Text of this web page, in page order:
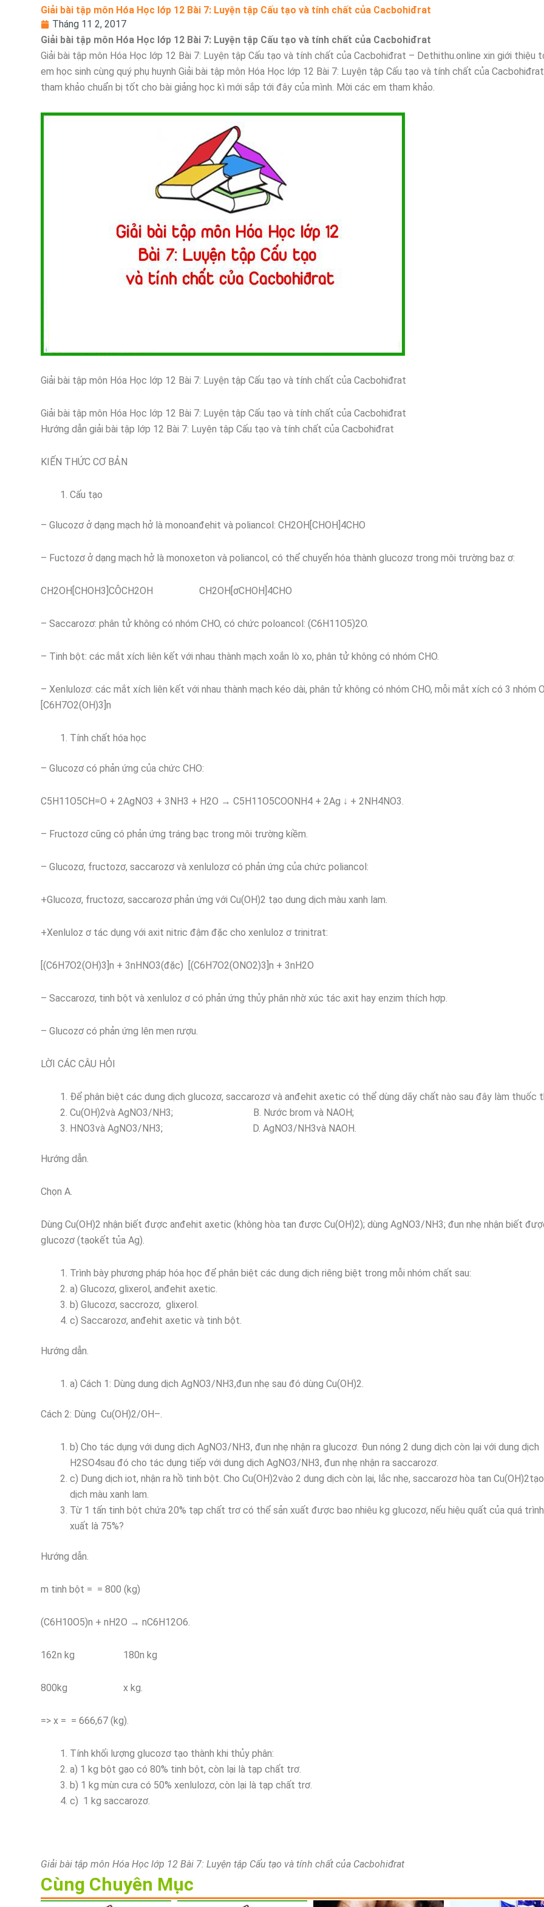
Giải bài tập môn Hóa Học lớp 12 Bài 7: Luyện tập Cấu tạo và tính chất của Cacbohiđrat
Tháng 11 2, 2017
Giải bài tập môn Hóa Học lớp 12 Bài 7: Luyện tập Cấu tạo và tính chất của Cacbohiđrat
Giải bài tập môn Hóa Học lớp 12 Bài 7: Luyện tập Cấu tạo và tính chất của Cacbohiđrat – Dethithu.online xin giới thiệu
em học sinh cùng quý phụ huynh Giải bài tập môn Hóa Học lớp 12 Bài 7: Luyện tập Cấu tạo và tính chất của
tham khảo chuẩn bị tốt cho bài giảng học kì mới sắp tới đây của mình. Mời các em tham khảo.
Giải bài tập môn Hóa Học lớp 12 Bài 7: Luyện tập Cấu tạo và tính chất của Cacbohiđrat
Giải bài tập môn Hóa Học lớp 12 Bài 7: Luyện tập Cấu tạo và tính chất của Cacbohiđrat
Hướng dẫn giải bài tập lớp 12 Bài 7: Luyện tập Cấu tạo và tính chất của Cacbohiđrat
KIẾN THỨC CƠ BẢN
Cấu tạo
– Glucozơ ở dạng mạch hở là monoanđehit và poliancol: CH2OH[CHOH]4CHO
– Fuctozơ ở dạng mạch hở là monoxeton và poliancol, có thể chuyển hóa thành glucozơ trong môi trường baz ơ:
CH2OH[CHOH3]CÔCH2OH CH2OH[ơCHOH]4CHO
– Saccarozơ: phân tử không có nhóm CHO, có chức poloancol: (C6H11O5)2O.
– Tinh bột: các mắt xích liên kết với nhau thành mạch xoắn lò xo, phân tử không có nhóm CHO.
– Xenlulozơ: các mắt xích liên kết với nhau thành mạch kéo dài, phân tử không có nhóm CHO, mỗi mắt xích có 3 nhóm
[C6H7O2(OH)3]n
Tính chất hóa học
– Glucozơ có phản ứng của chức CHO:
C5H11O5CH=O + 2AgNO3 + 3NH3 + H2O → C5H11O5COONH4 + 2Ag ↓ + 2NH4NO3.
– Fructozơ cũng có phản ứng tráng bạc trong môi trường kiềm.
– Glucozơ, fructozơ, saccarozơ và xenlulozơ có phản ứng của chức poliancol:
+Glucozơ, fructozơ, saccarozơ phản ứng với Cu(OH)2 tạo dung dịch màu xanh lam.
+Xenluloz ơ tác dụng với axit nitric đậm đặc cho xenluloz ơ trinitrat:
[(C6H7O2(OH)3]n + 3nHNO3(đặc) [(C6H7O2(ONO2)3]n + 3nH2O
– Saccarozơ, tinh bột và xenluloz ơ có phản ứng thủy phân nhờ xúc tác axit hay enzim thích hợp.
– Glucozơ có phản ứng lên men rượu.
LỜI CÁC CÂU HỎI
Để phân biệt các dung dịch glucozơ, saccarozơ và anđehit axetic có thể dùng dãy chất nào sau đây làm thuốc
Cu(OH)2và AgNO3/NH3; B. Nước brom và NAOH;
HNO3và AgNO3/NH3; D. AgNO3/NH3và NAOH.
Hướng dẫn.
Chọn A.
Dùng Cu(OH)2 nhận biết được anđehit axetic (không hòa tan được Cu(OH)2); dùng AgNO3/NH3; đun nhẹ nhận biết
glucozơ (tạokết tủa Ag).
Trình bày phương pháp hóa học để phân biệt các dung dịch riêng biệt trong mỗi nhóm chất sau:
a) Glucozơ, glixerol, anđehit axetic.
b) Glucozơ, saccrozơ, glixerol.
c) Saccarozơ, anđehit axetic và tinh bột.
Hướng dẫn.
a) Cách 1: Dùng dung dịch AgNO3/NH3,đun nhẹ sau đó dùng Cu(OH)2.
Cách 2: Dùng Cu(OH)2/OH–.
b) Cho tác dụng với dung dịch AgNO3/NH3, đun nhẹ nhận ra glucozơ. Đun nóng 2 dung dịch còn lại với dung dịch
H2SO4sau đó cho tác dụng tiếp với dung dịch AgNO3/NH3, đun nhẹ nhận ra saccarozơ.
c) Dung dịch iot, nhận ra hồ tinh bột. Cho Cu(OH)2vào 2 dung dịch còn lại, lắc nhẹ, saccarozơ hòa tan
dịch màu xanh lam.
Từ 1 tấn tinh bột chứa 20% tạp chất trơ có thể sản xuất được bao nhiêu kg glucozơ, nếu hiệu quất của quá
xuất là 75%?
Hướng dẫn.
m tinh bột = = 800 (kg)
(C6H10O5)n + nH2O → nC6H12O6.
162n kg 180n kg
800kg x kg.
=> x = = 666,67 (kg).
Tính khối lượng glucozơ tạo thành khi thủy phân:
a) 1 kg bột gạo có 80% tinh bột, còn lại là tạp chất trơ.
b) 1 kg mùn cưa có 50% xenlulozơ, còn lại là tạp chất trơ.
c) 1 kg saccarozơ.
Giải bài tập môn Hóa Học lớp 12 Bài 7: Luyện tập Cấu tạo và tính chất của Cacbohiđrat
Cùng Chuyên Mục